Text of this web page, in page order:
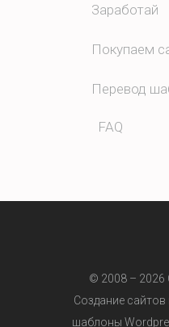
Заработай
Покупаем
Перевод
FAQ
© 2008 – 2026
Создание сайтов
шаблоны